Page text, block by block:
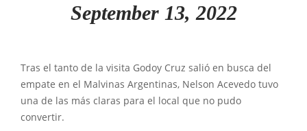
September 13, 2022
Tras el tanto de la visita Godoy Cruz salió en busca del
empate en el Malvinas Argentinas, Nelson Acevedo tuvo
una de las más claras para el local que no pudo
convertir.